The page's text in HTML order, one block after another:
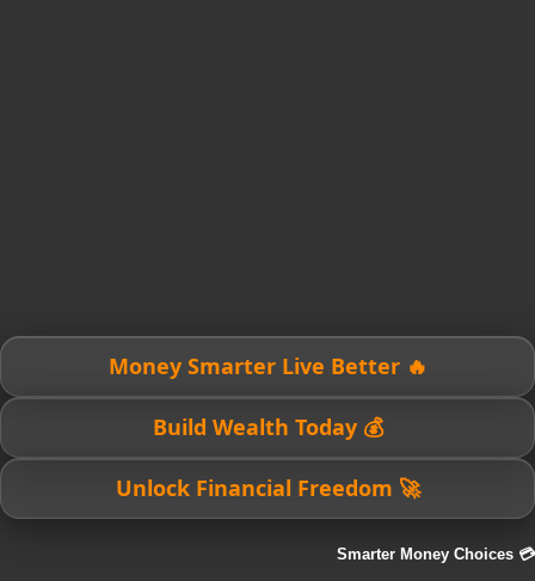
🔥 Money Smarter Live Better
💰 Build Wealth Today
🚀 Unlock Financial Freedom
💳 Smarter Money Choices